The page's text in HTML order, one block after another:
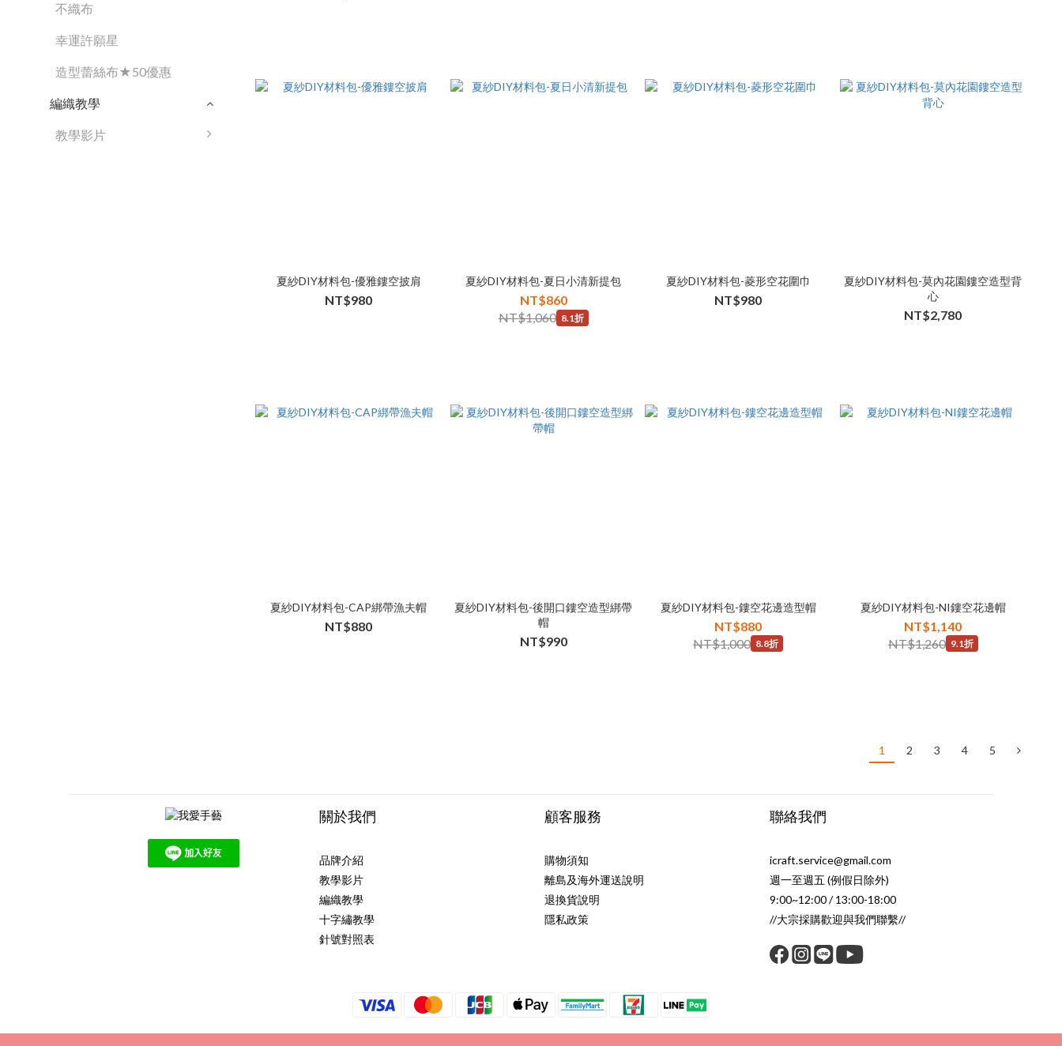
不織布
幸運許願星
造型蕾絲布★50優惠
編織教學
教學影片
夏紗DIY材料包-優雅鏤空披肩
NT$980
夏紗DIY材料包-夏日小清新提包
NT$860
NT$1,060 8.1折
夏紗DIY材料包-菱形空花圍巾
NT$980
夏紗DIY材料包-莫內花園鏤空造型背
心
NT$2,780
夏紗DIY材料包-CAP綁帶漁夫帽
NT$880
夏紗DIY材料包-後開口鏤空造型綁帶
帽
NT$990
夏紗DIY材料包-鏤空花邊造型帽
NT$880
NT$1,000 8.8折
夏紗DIY材料包-NI鏤空花邊帽
NT$1,140
NT$1,260 9.1折
1 2 3 4 5
關於我們
品牌介紹
教學影片
編織教學
十字繡教學
針號對照表
顧客服務
購物須知
離島及海外運送說明
退換貨說明
隱私政策
聯絡我們
icraft.service@gmail.com
週一至週五 (例假日除外)
9:00~12:00 / 13:00-18:00
//大宗採購歡迎與我們聯繫//